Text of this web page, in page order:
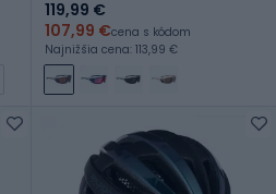
119,99 €
107,99 €cena s kódom
Najnižšia cena: 113,99 €